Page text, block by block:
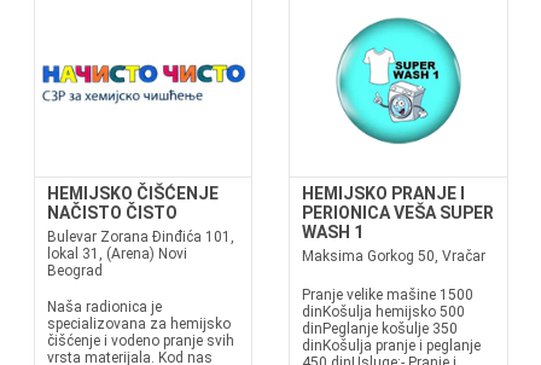
HEMIJSKO ČIŠĆENJE
NAČISTO ČISTO
Bulevar Zorana Đinđića 101,
lokal 31, (Arena) Novi
Beograd
Naša radionica je
specializovana za hemijsko
čišćenje i vodeno pranje svih
vrsta materijala. Kod nas
HEMIJSKO PRANJE I
PERIONICA VEŠA SUPER
WASH 1
Maksima Gorkog 50, Vračar
Pranje velike mašine 1500
dinKošulja hemijsko 500
dinPeglanje košulje 350
dinKošulja pranje i peglanje